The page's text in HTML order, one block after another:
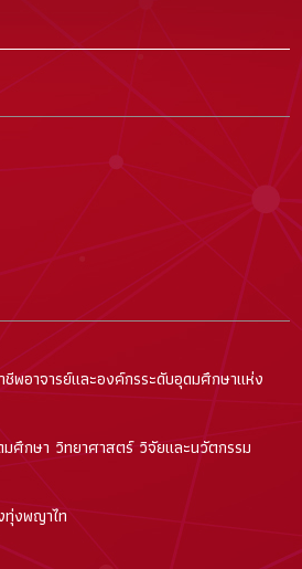
พอาจารย์และองค์กรระดับอุดมศึกษาแห่ง
มศึกษา วิทยาศาสตร์ วิจัยและนวัตกรรม
ทุ่งพญาไท